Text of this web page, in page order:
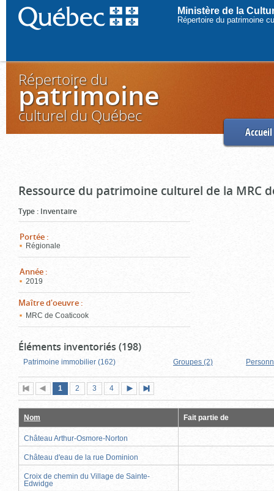
Ministère de la
Répertoire du patrimoine
Répertoire du
patrimoine
culturel du Québec
Accueil
Ressource du patrimoine culturel de la MRC
Type : Inventaire
Portée :
Régionale
Année :
2019
Maître d'oeuvre :
MRC de Coaticook
Éléments inventoriés (198)
Patrimoine immobilier (162) Groupes (2)
Première
page
Page
précédente
Page
1 (page
actuelle)
Page
2 Page
3 Page
4
suivante
page
Nom Fait partie de
Château Arthur-Osmore-Norton
Château d'eau de la rue Dominion
Croix de chemin du Village de Sainte-
Edwidge